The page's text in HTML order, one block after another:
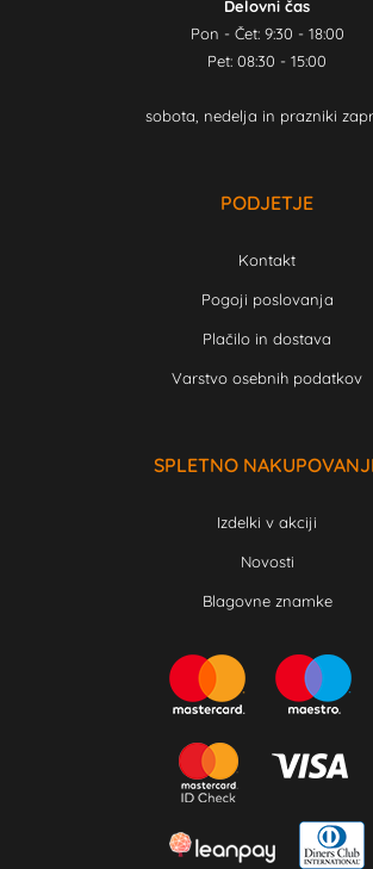
Delovni čas
Pon - Čet: 9:30 - 18:00
Pet: 08:30 - 15:00
sobota, nedelja in prazniki
PODJETJE
Kontakt
Pogoji poslovanja
Plačilo in dostava
Varstvo osebnih podatkov
SPLETNO
Izdelki v akciji
Novosti
Blagovne znamke